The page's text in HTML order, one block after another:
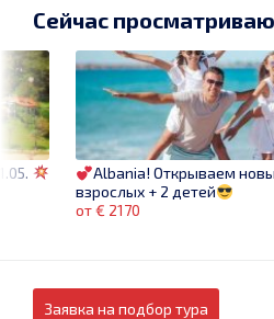
Сейчас
Albania! Открываем
взрослых + 2 детей
от € 2170
Заявка на подбор тура